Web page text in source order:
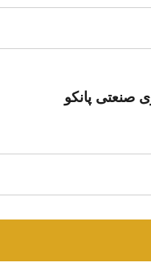
صنعتی پانکو